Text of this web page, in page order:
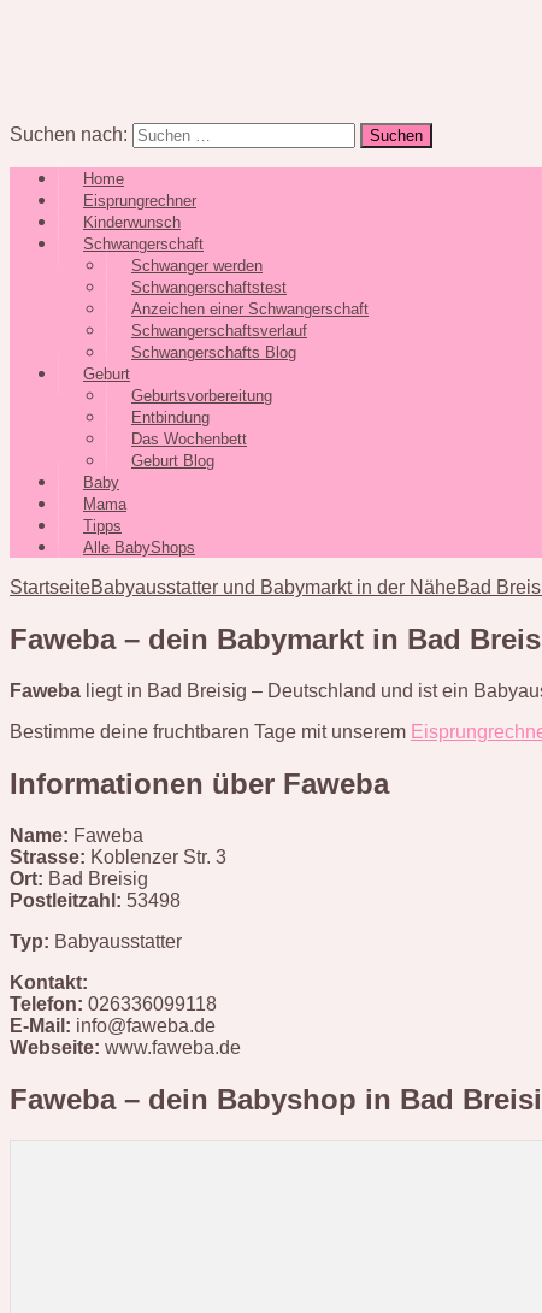
Suchen nach:
Home
Eisprungrechner
Kinderwunsch
Schwangerschaft
Schwanger werden
Schwangerschaftstest
Anzeichen einer Schwangerschaft
Schwangerschaftsverlauf
Schwangerschafts Blog
Geburt
Geburtsvorbereitung
Entbindung
Das Wochenbett
Geburt Blog
Baby
Mama
Tipps
Alle BabyShops
StartseiteBabyausstatter und Babymarkt in der NäheBad
Faweba – dein Babymarkt in Bad
Faweba liegt in Bad Breisig – Deutschland und ist ein
Bestimme deine fruchtbaren Tage mit unserem
Informationen über Faweba
Name: Faweba
Strasse: Koblenzer Str. 3
Ort: Bad Breisig
Postleitzahl: 53498
Typ: Babyausstatter
Kontakt:
Telefon: 026336099118
E-Mail: info@faweba.de
Webseite: www.faweba.de
Faweba – dein Babyshop in Bad